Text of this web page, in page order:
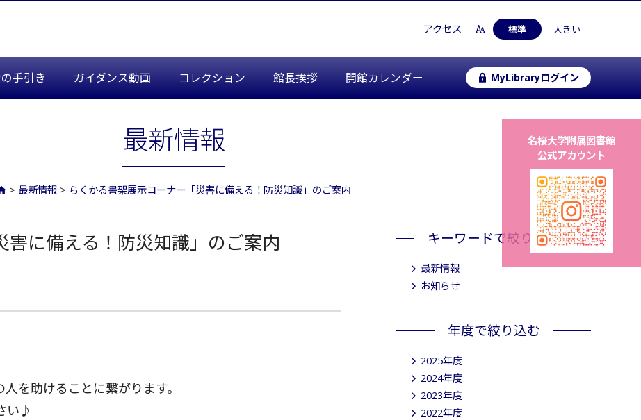
アクセス 標準 大きい
手引き ガイダンス動画 コレクション 館長挨拶 開館カレンダー MyLibraryログイン
名桜大学附属図書館
公式アカウント
最新情報
> 最新情報 > らくかる書架展示コーナー「災害に備える！防災知識」のご案内
に備える！防災知識」のご案内
を助けることに繋がります。
い♪
キーワードで絞り込む
最新情報
お知らせ
年度で絞り込む
2025年度
2024年度
2023年度
2022年度